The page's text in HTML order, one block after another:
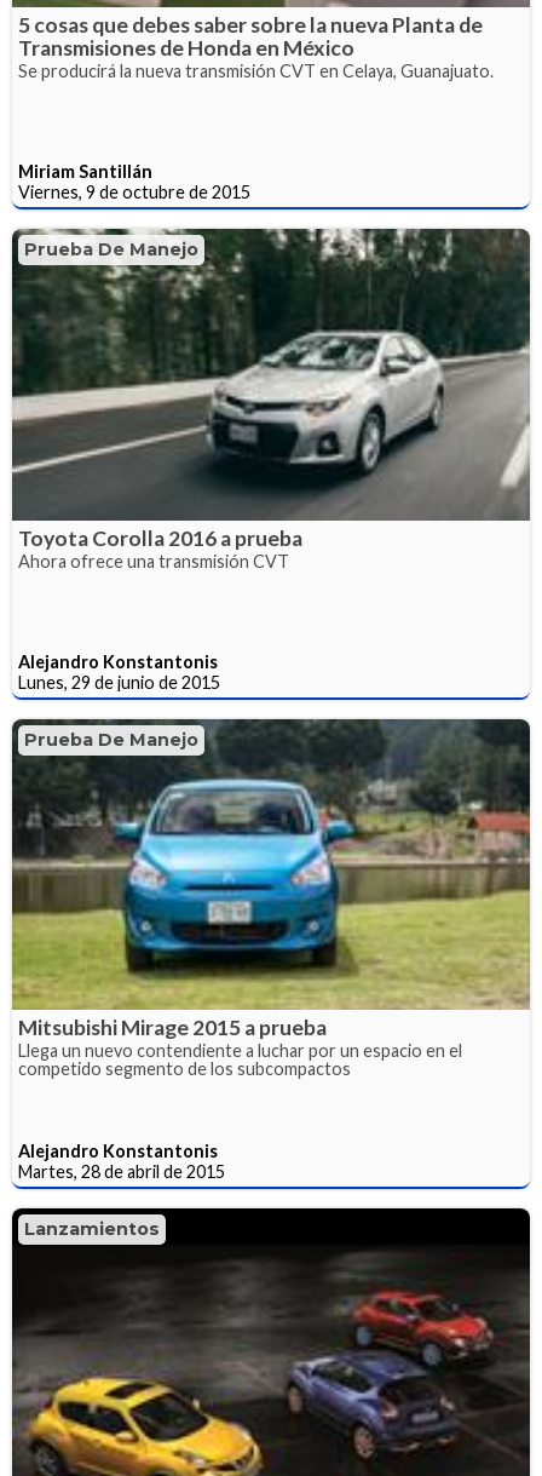
5 cosas que debes saber sobre la nueva Planta de
Transmisiones de Honda en México
Se producirá la nueva transmisión CVT en Celaya, Guanajuato.
Miriam Santillán
Viernes, 9 de octubre de 2015
Prueba De Manejo
Toyota Corolla 2016 a prueba
Ahora ofrece una transmisión CVT
Alejandro Konstantonis
Lunes, 29 de junio de 2015
Prueba De Manejo
Mitsubishi Mirage 2015 a prueba
Llega un nuevo contendiente a luchar por un espacio en el
competido segmento de los subcompactos
Alejandro Konstantonis
Martes, 28 de abril de 2015
Lanzamientos